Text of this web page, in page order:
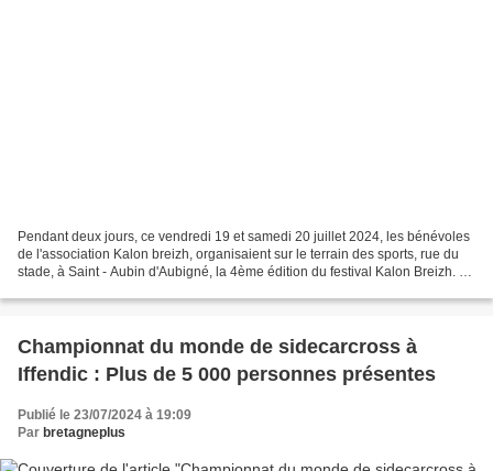
Pendant deux jours, ce vendredi 19 et samedi 20 juillet 2024, les bénévoles
de l'association Kalon breizh, organisaient sur le terrain des sports, rue du
stade, à Saint - Aubin d'Aubigné, la 4ème édition du festival Kalon Breizh. Le
Championnat du monde de sidecarcross à
Iffendic : Plus de 5 000 personnes présentes
Publié le 23/07/2024 à 19:09
Par bretagneplus